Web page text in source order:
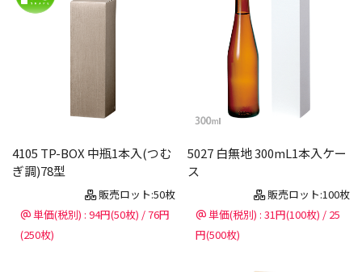
4105 TP-BOX 中瓶1本入(つむ
ぎ調)78型
販売ロット:50枚
単価(税別) : 94円(50枚) / 76円
(250枚)
5027 白無地 300mL1本入ケー
ス
販売ロット:100枚
単価(税別) : 31円(100枚) / 25
円(500枚)